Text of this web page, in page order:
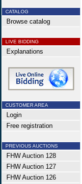
CATALOG
Browse catalog
LIVE BIDDING
Explanations
CUSTOMER AREA
Login
Free registration
PREVIOUS AUCTIONS
FHW Auction 128
FHW Auction 127
FHW Auction 126